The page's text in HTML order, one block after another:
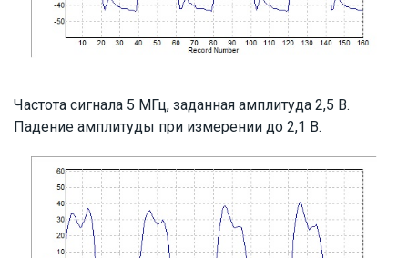
Частота сигнала 5 МГц, заданная амплитуда 2,5 В.
Падение амплитуды при измерении до 2,1 В.